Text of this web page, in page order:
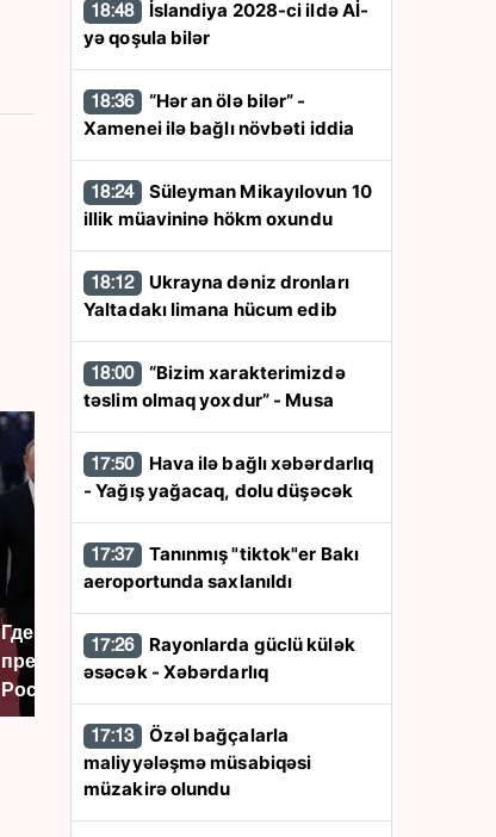
Где будет встреча
президентов США и
России: Европа?
Такую зиму в России
никто не ждал: как
18:48
yə qoşula bilər
18:36
Xamenei ilə bağlı növbəti iddia
18:24
illik müavininə hökm oxundu
18:12
Yaltadakı limana hücum edib
18:00
təslim olmaq yoxdur” - Musa
17:50
- Yağış yağacaq, dolu düşəcək
17:37
aeroportunda saxlanıldı
17:26
əsəcək - Xəbərdarlıq
17:13
maliyyələşmə müsabiqəsi
müzakirə olundu